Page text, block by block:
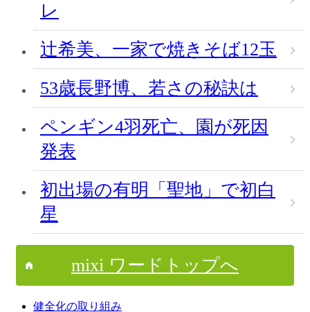
レ
辻希美、一家で焼きそば12玉
53歳長野博、若さの秘訣は
ペンギン4羽死亡、園が死因
発表
初出場の有明「聖地」で初白
星
mixi ワードトップへ
健全化の取り組み